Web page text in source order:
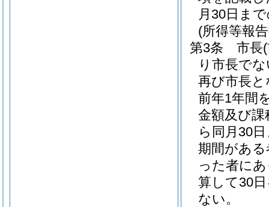
月30日ま
(所得等報
第3条
市長
り市長で
再び市長
前年1年間
金額及び課
ら同月30
期間があ
った者に
算して30
ない。